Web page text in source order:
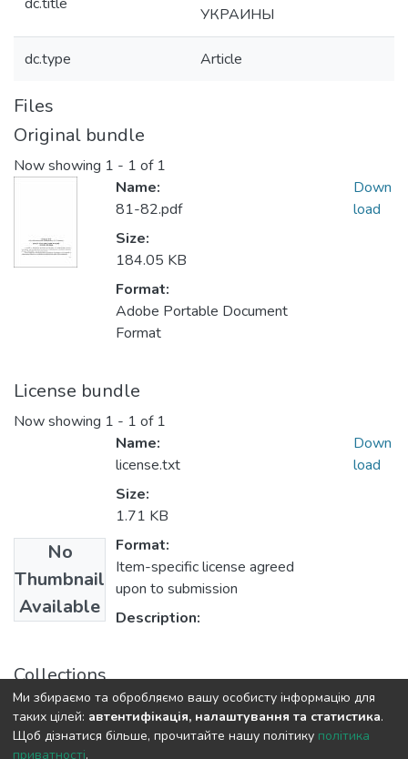
УКРАИНЫ
dc.type Article
Files
Original bundle
Now showing 1 - 1 of 1
Name:
81-82.pdf
Size:
184.05 KB
Format:
Adobe Portable Document
Format
Down
load
License bundle
Now showing 1 - 1 of 1
No
Thumbnail
Available
Name:
license.txt
Size:
1.71 KB
Format:
Item-specific license agreed
upon to submission
Description:
Down
load
Collections
Статті та доповіді ЕПФ
Ми збираємо та обробляємо вашу особисту інформацію для
таких цілей: автентифікація, налаштування та статистика.
Щоб дізнатися більше, прочитайте нашу політику політика
приватності.